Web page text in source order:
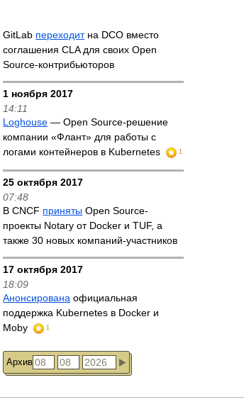
GitLab переходитна DCO вместо
соглашения CLA для своих Open
Source-контрибьюторов
1 ноября 2017
14:11
Loghouse — Open Source-решение
компании «Флант» для работы с
логами контейнеров в Kubernetes
1
25 октября 2017
07:48
В CNCF приняты Open Source-
проекты Notary от Docker и TUF, а
также 30 новых компаний-участников
17 октября 2017
18:09
Анонсирована официальная
поддержка Kubernetes в Docker и
Moby
1
Архив